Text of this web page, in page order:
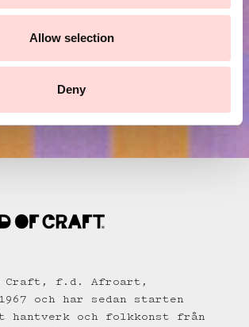
Allow selection
Deny
Craft, f.d. Afroart,
och har sedan starten
hantverk och folkkonst från